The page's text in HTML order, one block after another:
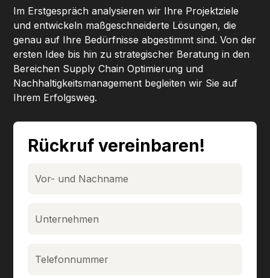
Im Erstgespräch analysieren wir Ihre Projektziele
und entwickeln maßgeschneiderte Lösungen, die
genau auf Ihre Bedürfnisse abgestimmt sind. Von der
ersten Idee bis hin zu strategischer Beratung in den
Bereichen Supply Chain Optimierung und
Nachhaltigkeitsmanagement begleiten wir Sie auf
Ihrem Erfolgsweg.
Rückruf vereinbaren!